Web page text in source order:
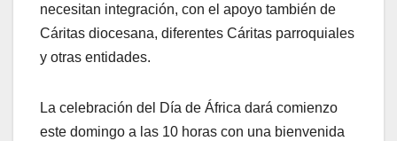
necesitan integración, con el apoyo también de
Cáritas diocesana, diferentes Cáritas parroquiales
y otras entidades.
La celebración del Día de África dará comienzo
este domingo a las 10 horas con una bienvenida